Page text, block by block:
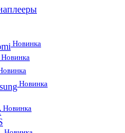
Новинка
Новинка
Новинка
Новинка